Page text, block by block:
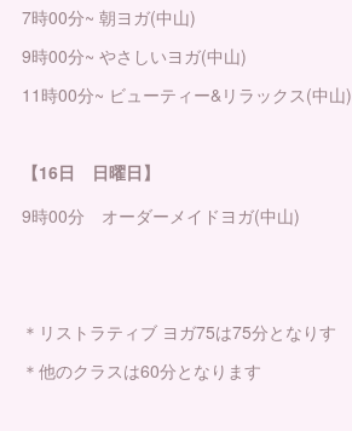
7時00分~ 朝ヨガ(中山)
9時00分~ やさしいヨガ(中山)
11時00分~ ビューティー&リラックス(中山)
【16日 日曜日】
9時00分 オーダーメイドヨガ(中山)
＊リストラティブ ヨガ75は75分となりす
＊他のクラスは60分となります